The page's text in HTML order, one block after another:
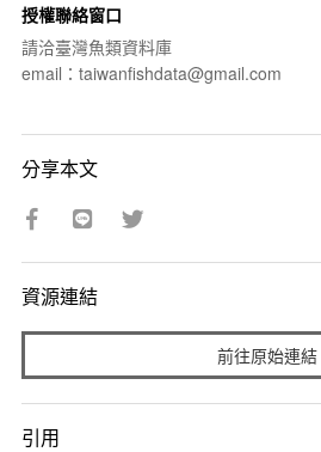
授權聯絡窗口
請洽臺灣魚類資料庫
email：taiwanfishdata@gmail.com
分享本文
資源連結
前往原始連結
引用